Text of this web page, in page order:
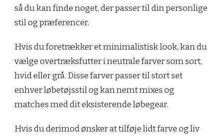
så du kan finde noget, der passer til din personlige
stil og præferencer.
Hvis du foretrækker et minimalistisk look, kan du
vælge overtræksfutter i neutrale farver som sort,
hvid eller grå. Disse farver passer til stort set
enhver løbetøjsstil og kan nemt mixes og
matches med dit eksisterende løbegear.
Hvis du derimod ønsker at tilføje lidt farve og liv